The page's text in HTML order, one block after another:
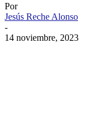
Por
Jesús Reche Alonso
-
14 noviembre, 2023